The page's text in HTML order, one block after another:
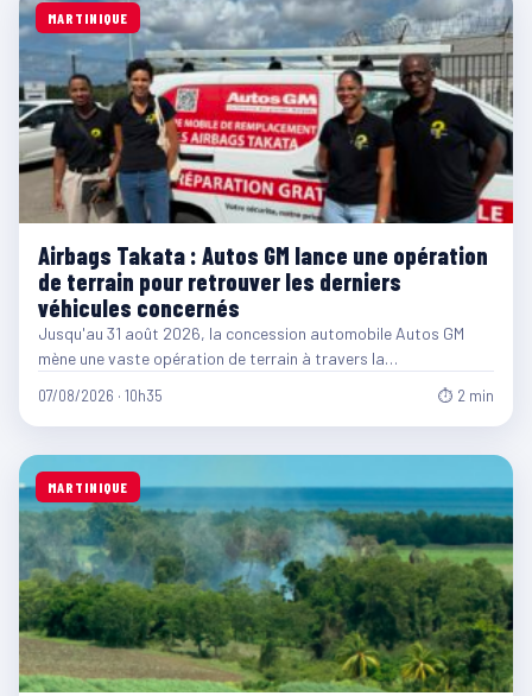
MARTINIQUE
Airbags Takata : Autos GM lance une opération
de terrain pour retrouver les derniers
véhicules concernés
Jusqu'au 31 août 2026, la concession automobile Autos GM
mène une vaste opération de terrain à travers la…
07/08/2026 · 10h35 ⏱ 2 min
MARTINIQUE